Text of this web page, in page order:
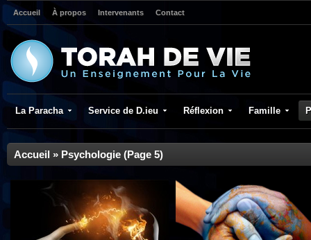
Accueil À propos Intervenants Contact
La Paracha Service de D.ieu Réflexion Famille
Accueil » Psychologie (Page 5)